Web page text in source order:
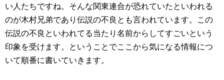
い人たちですね。そんな関東連合が恐れていたといわれる
のが木村兄弟であり伝説の不良とも言われています。この
伝説の不良といわれてる当たり名前からしてすごいという
印象を受けます。ということでここから気になる情報につ
いて順番に書いていきます。